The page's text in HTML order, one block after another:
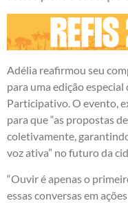
Adélia reafirmou seu
para uma edição
Participativo. O evento,
para que “as propostas
coletivamente,
voz ativa” no futuro da
“Ouvir é apenas o
essas conversas em